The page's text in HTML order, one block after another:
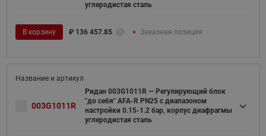
углеродистая сталь
В корзину ₽ 136 457.85 Заказная позиция
003G1011R
Ридан 003G1011R — Регулирующий блок
"до себя" AFA-R PN25 с диапазоном
настройки 0.15-1.2 бар, корпус диафрагмы
углеродистая сталь